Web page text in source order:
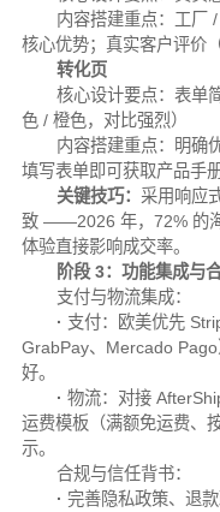
内容搭建重点： 工厂
核心优势；真实客户评价
转化页
核心设计要点： 表单
色 / 橙色，对比强烈）
内容搭建重点：
明确
填写表单即可获取产品手
关键技巧： 采用响应
致 ——2026 年，72% 的
体验直接影响成交率。
阶段 3：功能集成与
支付与物流集成：
· 支付：欧美优先
GrabPay、Mercado
好。
· 物流：对接
运费模板（满额免运费、
示。
合规与信任背书：
· 完善隐私政策、退